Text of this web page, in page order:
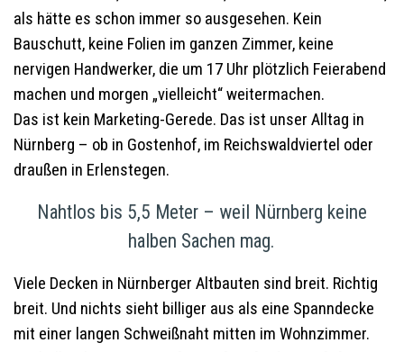
als hätte es schon immer so ausgesehen. Kein
Bauschutt, keine Folien im ganzen Zimmer, keine
nervigen Handwerker, die um 17 Uhr plötzlich Feierabend
machen und morgen „vielleicht“ weitermachen.
Das ist kein Marketing-Gerede. Das ist unser Alltag in
Nürnberg – ob in Gostenhof, im Reichswaldviertel oder
draußen in Erlenstegen.
Nahtlos bis 5,5 Meter – weil Nürnberg keine
halben Sachen mag.
Viele Decken in Nürnberger Altbauten sind breit. Richtig
breit. Und nichts sieht billiger aus als eine Spanndecke
mit einer langen Schweißnaht mitten im Wohnzimmer.